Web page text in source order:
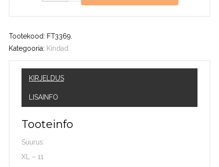
Tootekood: FT3369
Kategooria: Kindad
KIRJELDUS
LISAINFO
Tooteinfo
Suurus:
XL – 11